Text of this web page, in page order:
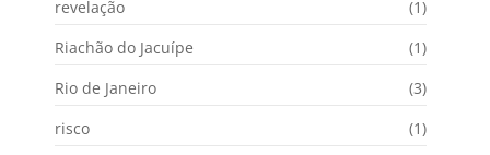
revelação
(1)
Riachão do Jacuípe
(1)
Rio de Janeiro
(3)
risco
(1)